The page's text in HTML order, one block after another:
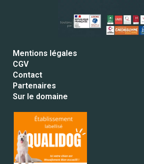
Mentions légales
CGV
Contact
Partenaires
Sur le domaine